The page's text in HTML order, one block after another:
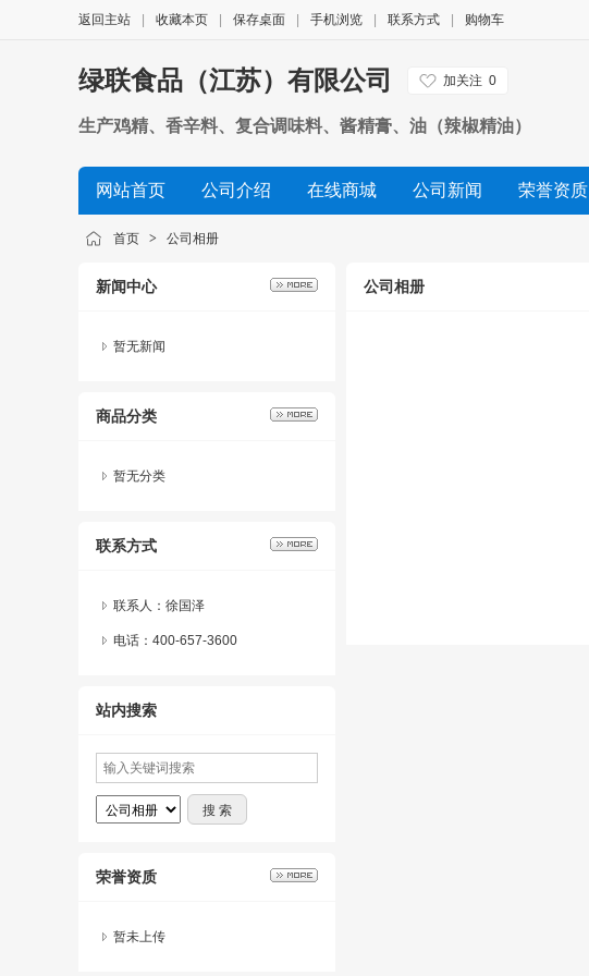
返回主站 收藏本页 保存桌面 手机浏览 联系方式 购物车
绿联食品（江苏）有限公司 加关注 0
生产鸡精、香辛料、复合调味料、酱精膏、油（辣椒精油）
网站首页 公司介绍 在线商城 公司新闻 荣誉资质
首页 > 公司相册
新闻中心
暂无新闻
商品分类
暂无分类
联系方式
联系人：徐国泽
电话：400-657-3600
站内搜索
荣誉资质
暂未上传
公司相册